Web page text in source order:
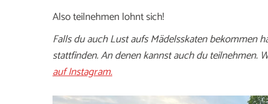
Also teilnehmen lohnt sich!
Falls du auch Lust aufs Mädelsskaten bekommen
stattfinden. An denen kannst auch du teilnehmen.
auf Instagram.